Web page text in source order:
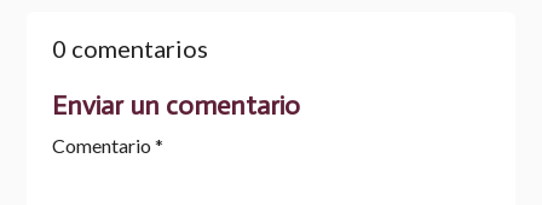
0 comentarios
Enviar un comentario
Comentario *